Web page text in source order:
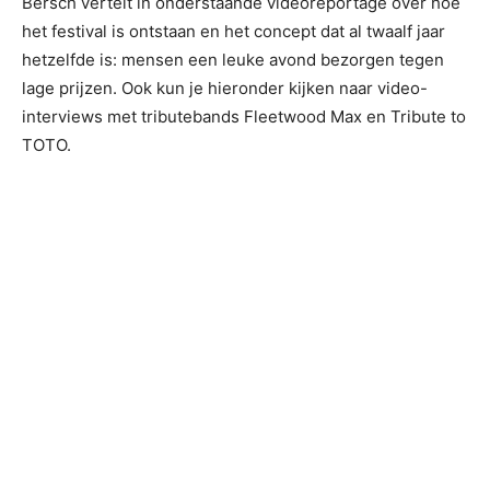
het festival is ontstaan en het concept dat al twaalf jaar
hetzelfde is: mensen een leuke avond bezorgen tegen
lage prijzen. Ook kun je hieronder kijken naar video-
interviews met tributebands Fleetwood Max en Tribute to
TOTO.